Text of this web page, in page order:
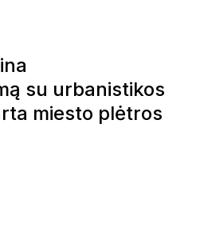
su urbanistikos
miesto plėtros